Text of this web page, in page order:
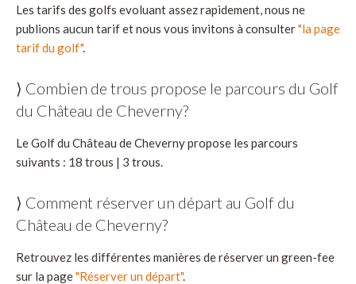
Les tarifs des golfs evoluant assez rapidement, nous ne
publions aucun tarif et nous vous invitons à consulter"la page
tarif du golf".
⟩ Combien de trous propose le parcours du Golf
du Château de Cheverny?
Le Golf du Château de Cheverny propose les parcours
suivants : 18 trous | 3 trous.
⟩ Comment réserver un départ au Golf du
Château de Cheverny?
Retrouvez les différentes manières de réserver un green-fee
sur la page"Réserver un départ".